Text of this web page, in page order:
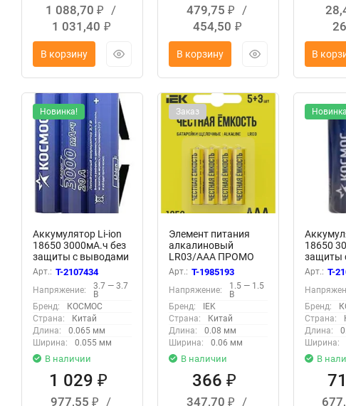
1 088,70 ₽
/
1 031,40 ₽
В корзину
479,75 ₽
/
454,50 ₽
В корзину В
Новинка!
Аккумулятор Li-ion
18650 3000мА.ч без
защиты с выводами
под пайку (уп.3шт)
КОСМОС
KOC18650Li30PAS3
Арт.: T-2107434
Напряжение:
3.7 — 3.7
В
Бренд:
КОСМОС
Страна:
Китай
Длина:
0.065 мм
Ширина:
0.055 мм
В наличии
1 029 ₽
977,55 ₽
/
Заказ
Элемент питания
алкалиновый
LR03/AAA ПРОМО
(блист.5+3шт) IEK
ABT-LR03-OP-L05-03
Арт.: T-1985193
Напряжение:
1.5 — 1.5
В
Бренд:
IEK
Страна:
Китай
Длина:
0.08 мм
Ширина:
0.06 мм
В наличии
366 ₽
347,70 ₽
/
18650
защиты
под
КОСМОС
Арт.: T-
Бренд:
Страна:
Длина:
Ширина:
В